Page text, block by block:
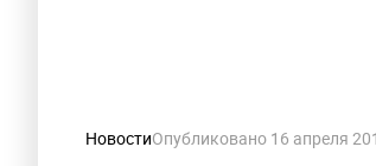
НовостиОпубликовано 16 апреля